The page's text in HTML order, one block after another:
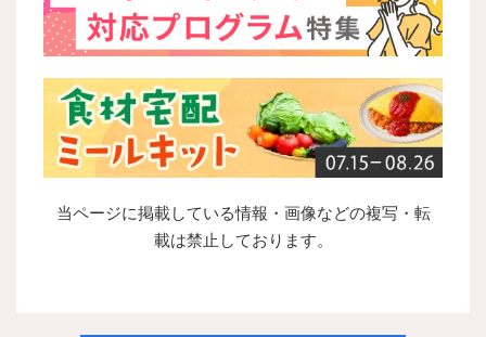
当ページに掲載している情報・画像などの複写・転
載は禁止しております。